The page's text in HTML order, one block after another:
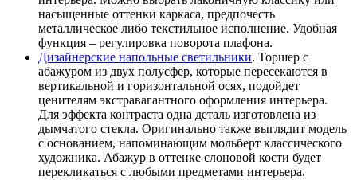
насыщенные оттенки каркаса, предпочесть
металлическое либо текстильное исполнение. Удобная
функция – регулировка поворота плафона.
Дизайнерские напольные светильники. Торшер с
абажуром из двух полусфер, которые пересекаются в
вертикальной и горизонтальной осях, подойдет
ценителям экстравагантного оформления интерьера.
Для эффекта контраста одна деталь изготовлена из
дымчатого стекла. Оригинально также выглядит модель
с основанием, напоминающим мольберт классического
художника. Абажур в оттенке слоновой кости будет
перекликаться с любыми предметами интерьера.